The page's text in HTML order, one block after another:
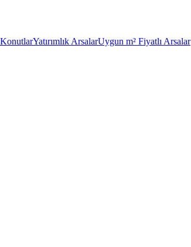
Yatırımlık ArsalarUygun m² Fiyatlı Arsalar